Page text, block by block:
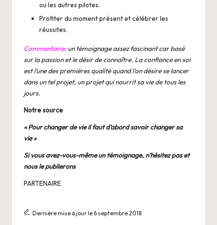
ou les autres pilotes.
Profiter du moment présent et célébrer les
réussites.
Commentaire: un témoignage assez fascinant car basé
sur la passion et le désir de connaître. La confiance en soi
est l’une des premières qualité quand l’on désire se lancer
dans un tel projet, un projet qui nourrit sa vie de tous les
jours.
Notre source
« Pour changer de vie il faut d’abord savoir changer sa
vie »
Si vous avez-vous-même un témoignage, n’hésitez pas et
nous le publierons
PARTENAIRE
Dernière mise à jour le 6 septembre 2018